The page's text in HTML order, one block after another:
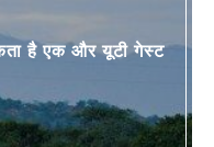
है एक और यूटी गेस्ट